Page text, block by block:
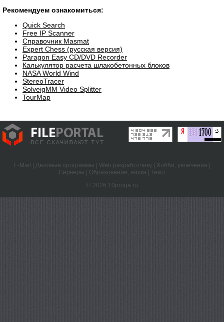
Рекомендуем ознакомиться:
Quick Search
Free IP Scanner
Справочник Masmat
Expert Chess (русская версия)
Paragon Easy CD/DVD Recorder
Калькулятор расчета шлакобетонных блоков
NASA World Wind
StereoTracer
SolveigMM Video Splitter
TourMap
E-Mail Деловые программы Web разработчику Хобби, увлечения
Серверы
Образование, наука
Текст
© 2026 10proga.ru